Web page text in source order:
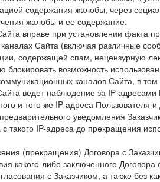
содержания жалобы, через
жалобы и ее содержание.
вправе при установлении факта
Сайта (включая различные
содержащей спам, нецензурную
блокировать возможность
каналов Сайта, в
ведет наблюдение за IP-
и того же IP-адреса Пользователя
уведомления
такого IP-адреса до прекращения
(прекращения) Договора с
какого-либо заключенного
с Заказчиком, а также без